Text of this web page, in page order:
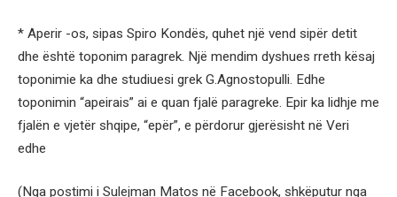
* Aperir -os, sipas Spiro Kondës, quhet një vend sipër detit
dhe është toponim paragrek. Një mendim dyshues rreth kësaj
toponimie ka dhe studiuesi grek G.Agnostopulli. Edhe
toponimin “apeirais” ai e quan fjalë paragreke. Epir ka lidhje me
fjalën e vjetër shqipe, “epër”, e përdorur gjerësisht në Veri
edhe
(Nga postimi i Sulejman Matos në Facebook, shkëputur nga